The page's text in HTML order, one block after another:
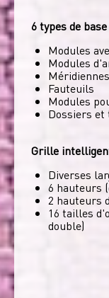
6 types de base
Modules
Modules
Fauteuils
Modules
Dossiers
Grille
Diverses
6 hauteurs
2 hauteurs
16 tailles
double)